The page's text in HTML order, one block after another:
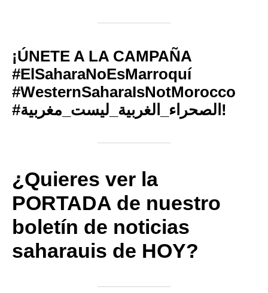
¡ÚNETE A LA CAMPAÑA
#ElSaharaNoEsMarroquí
#WesternSaharaIsNotMorocco
‎#الصحراء_الغربية_ليست_مغربية!
¿Quieres ver la
PORTADA de nuestro
boletín de noticias
saharauis de HOY?